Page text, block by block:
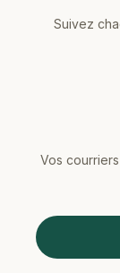
Suivez
Vos